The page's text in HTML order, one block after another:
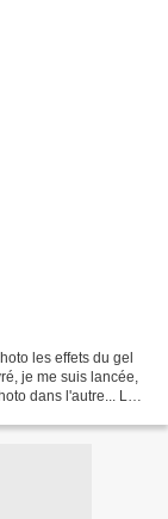
les effets du gel
je me suis lancée,
dans l'autre... Les